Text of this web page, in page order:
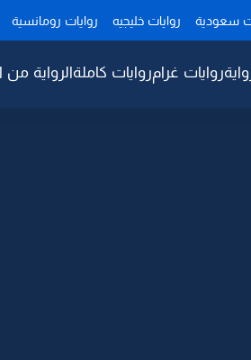
سعودية روايات خليجيه روايات رومانسية
روايات غرامروايات كاملةالرواية من